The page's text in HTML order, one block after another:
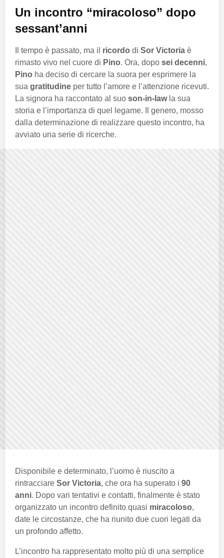
Un incontro “miracoloso” dopo
sessant’anni
Il tempo è passato, ma il ricordo di Sor Victoria è
rimasto vivo nel cuore di Pino. Ora, dopo sei decenni,
Pino ha deciso di cercare la suora per esprimere la
sua gratitudine per tutto l’amore e l’attenzione ricevuti.
La signora ha raccontato al suo son-in-lawla sua
storia e l’importanza di quel legame. Il genero, mosso
dalla determinazione di realizzare questo incontro, ha
avviato una serie di ricerche.
Disponibile e determinato, l’uomo è riuscito a
rintracciare Sor Victoria, che ora ha superato i 90
anni. Dopo vari tentativi e contatti, finalmente è stato
organizzato un incontro definito quasi miracoloso,
date le circostanze, che ha riunito due cuori legati da
un profondo affetto.
L’incontro ha rappresentato molto più di una semplice